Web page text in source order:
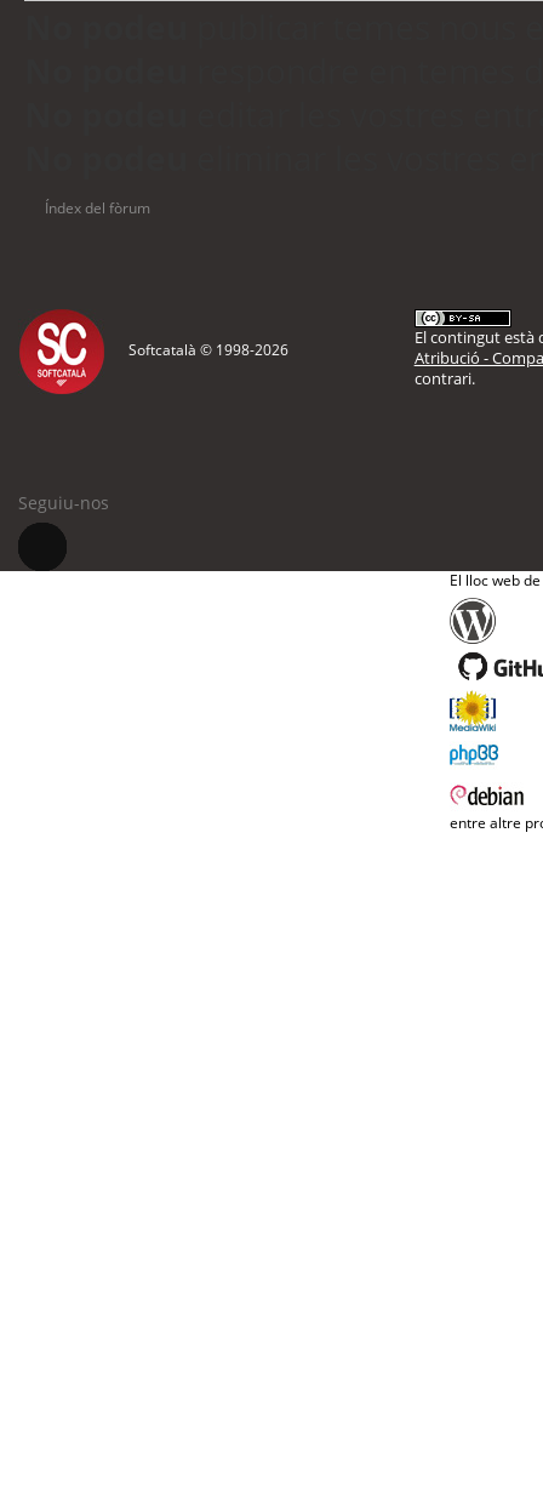
Índex del fòrum
Softcatalà © 1998-2026
El contingut està
Atribució -
contrari.
Seguiu-nos
El lloc web
entre altre